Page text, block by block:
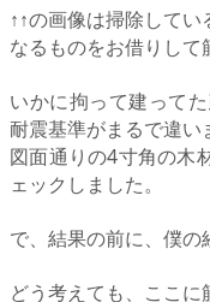
↑↑の画像は掃除して
なるものをお借りして
いかに拘って建って
耐震基準がまるで違い
図面通りの4寸角の木
ェックしました。
で、結果の前に、僕の
どう考えても、ここ